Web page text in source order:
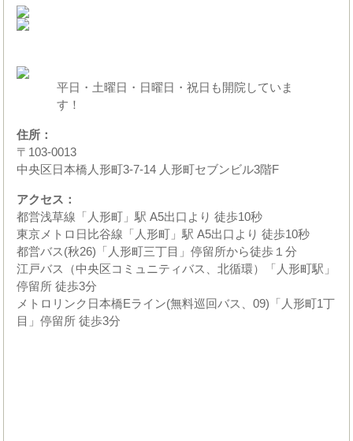
平日・土曜日・日曜日・祝日も開院していま
す！
住所：
〒103-0013
中央区日本橋人形町3-7-14 人形町セブンビル3階F
アクセス：
都営浅草線「人形町」駅 A5出口より 徒歩10秒
東京メトロ日比谷線「人形町」駅 A5出口より 徒歩10秒
都営バス(秋26)「人形町三丁目」停留所から徒歩１分
江戸バス（中央区コミュニティバス、北循環）「人形町駅」
停留所 徒歩3分
メトロリンク日本橋Eライン(無料巡回バス、09)「人形町1丁
目」停留所 徒歩3分